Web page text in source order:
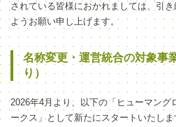
されている皆様におかれましては、引
ようお願い申し上げます。
名称変更・運営統合の対象事
り）
2026年4月より、以下の「ヒューマング
ークス」として新たにスタートいたしま